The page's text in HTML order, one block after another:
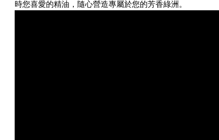
時您喜愛的精油，隨心營造專屬於您的芳香綠洲。